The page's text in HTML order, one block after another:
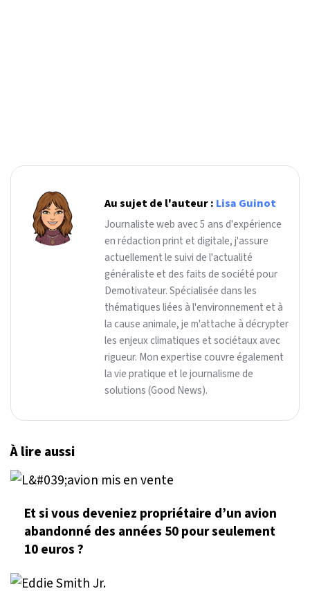
Au sujet de l'auteur : Lisa Guinot
Journaliste web avec 5 ans d'expérience
en rédaction print et digitale, j'assure
actuellement le suivi de l'actualité
généraliste et des faits de société pour
Demotivateur. Spécialisée dans les
thématiques liées à l'environnement et à
la cause animale, je m'attache à décrypter
les enjeux climatiques et sociétaux avec
rigueur. Mon expertise couvre également
la vie pratique et le journalisme de
solutions (Good News).
À lire aussi
Et si vous deveniez propriétaire d’un avion
abandonné des années 50 pour seulement
10 euros ?